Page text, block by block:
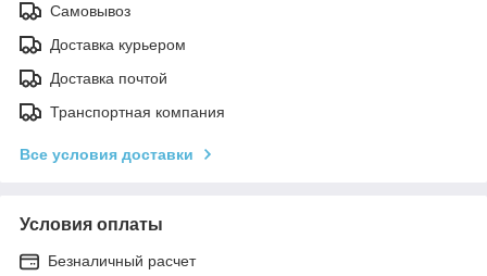
Самовывоз
Доставка курьером
Доставка почтой
Транспортная компания
Все условия доставки
Условия оплаты
Безналичный расчет